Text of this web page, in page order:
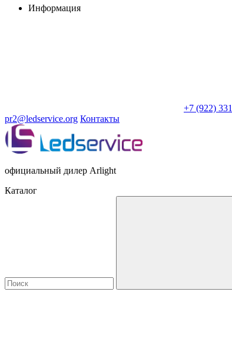
Информация
+7 (922)
pr2@ledservice.org Контакты
официальный дилер Arlight
Каталог